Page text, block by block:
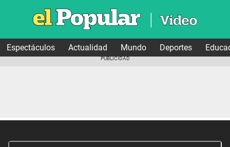
Espectáculos Actualidad Mundo Deportes